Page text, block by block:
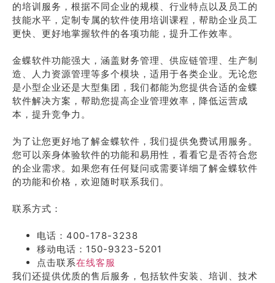
的培训服务，根据不同企业的规模、行业特点以及员工的
技能水平，定制专属的软件使用培训课程，帮助企业员工
更快、更好地掌握软件的各项功能，提升工作效率。
金蝶软件功能强大，涵盖财务管理、供应链管理、生产制
造、人力资源管理等多个模块，适用于各类企业。无论您
是小型企业还是大型集团，我们都能为您提供合适的金蝶
软件解决方案，帮助您提高企业管理效率，降低运营成
本，提升竞争力。
为了让您更好地了解金蝶软件，我们提供免费试用服务。
您可以亲身体验软件的功能和易用性，看看它是否符合您
的企业需求。如果您有任何疑问或需要详细了解金蝶软件
的功能和价格，欢迎随时联系我们。
联系方式：
电话：400-178-3238
移动电话：150-9323-5201
点击联系在线客服
我们还提供优质的售后服务，包括软件安装、培训、技术